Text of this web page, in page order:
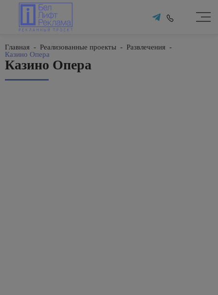
Главная - Реализованные проекты - Развлечения -
Казино Опера
Казино Опера